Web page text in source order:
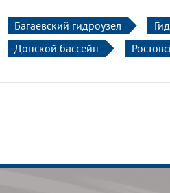
Багаевский гидроузел
Донской бассейн